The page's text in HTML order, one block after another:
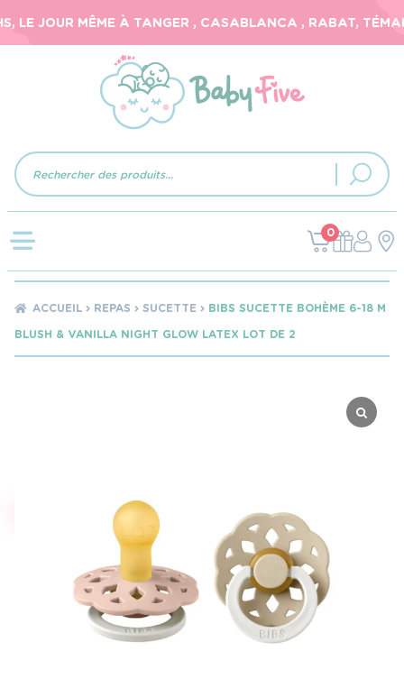
JOUR MÊME À TANGER , CASABLANCA , RABAT,
Recherche
de
produits
0
ACCUEIL REPAS SUCETTE
BIBS SUCETTE BOHÈME 6-18 M
BLUSH & VANILLA NIGHT GLOW LATEX LOT DE 2